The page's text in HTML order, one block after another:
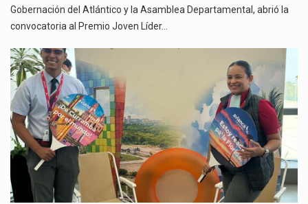
Gobernación del Atlántico y la Asamblea Departamental, abrió la
convocatoria al Premio Joven Líder…